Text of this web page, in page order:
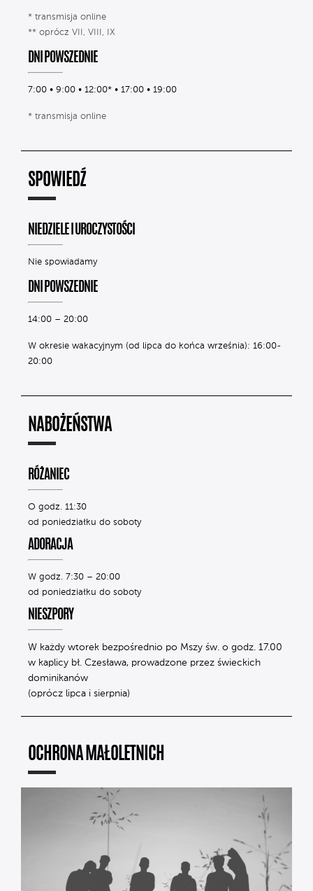
* transmisja online
** oprócz VII, VIII, IX
DNI POWSZEDNIE
7:00 • 9:00 • 12:00* • 17:00 • 19:00
* transmisja online
SPOWIEDŹ
NIEDZIELE I UROCZYSTOŚCI
Nie spowiadamy
DNI POWSZEDNIE
14:00 – 20:00
W okresie wakacyjnym (od lipca do końca września): 16:00-
20:00
NABOŻEŃSTWA
RÓŻANIEC
O godz. 11:30
od poniedziałku do soboty
ADORACJA
W godz. 7:30 – 20:00
od poniedziałku do soboty
NIESZPORY
W każdy wtorek bezpośrednio po Mszy św. o godz. 17.00
w kaplicy bł. Czesława, prowadzone przez świeckich
dominikanów
(oprócz lipca i sierpnia)
OCHRONA MAŁOLETNICH